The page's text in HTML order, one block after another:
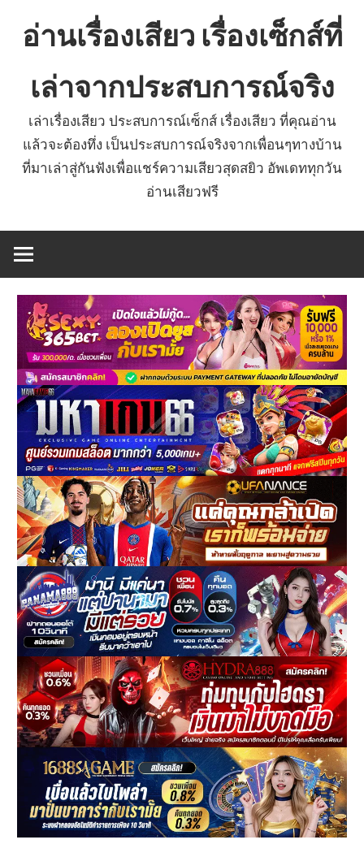
อ่านเรื่องเสียว เรื่องเซ็กส์ที่
เล่าจากประสบการณ์จริง
เล่าเรื่องเสียว ประสบการณ์เซ็กส์ เรื่องเสียว ที่คุณอ่าน
แล้วจะต้องทึ่ง เป็นประสบการณ์จริงจากเพื่อนๆทางบ้าน
ที่มาเล่าสู่กันฟังเพื่อแชร์ความเสียวสุดสยิว อัพเดททุกวัน
อ่านเสียวฟรี